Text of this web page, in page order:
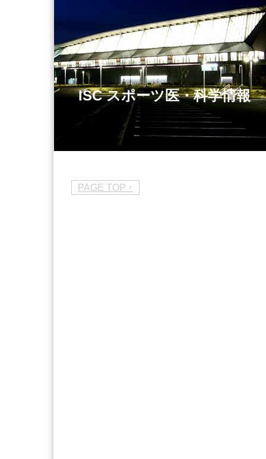
ISC スポーツ医・科学情報
PAGE TOP ↑